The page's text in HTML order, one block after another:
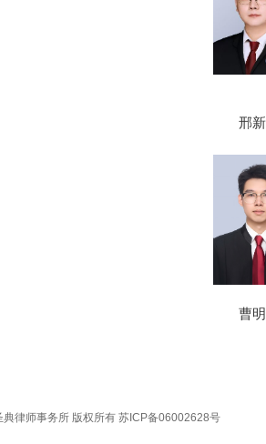
邢
曹
律师事务所 版权所有 苏ICP备06002628号